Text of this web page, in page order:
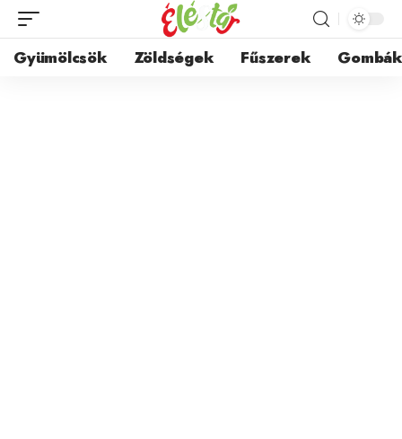
Gyümölcsök Zöldségek Fűszerek Gombák